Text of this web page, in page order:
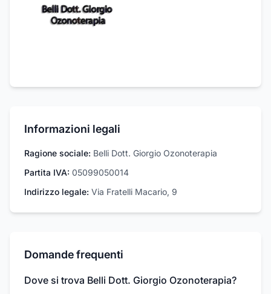
Informazioni legali
Ragione sociale: Belli Dott. Giorgio Ozonoterapia
Partita IVA: 05099050014
Indirizzo legale: Via Fratelli Macario, 9
Domande frequenti
Dove si trova Belli Dott. Giorgio Ozonoterapia?